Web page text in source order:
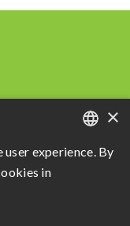
S.A
0001-73
PORTUGUESE
×
experience. By
in